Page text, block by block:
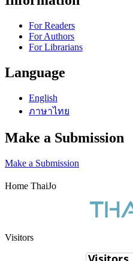
For Readers
For Authors
For Librarians
Language
English
ภาษาไทย
Make a Submission
Make a Submission
Home ThaiJo
Visitors